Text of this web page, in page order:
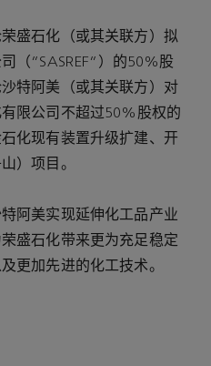
盛石化（或其关联方）拟
（“SASREF”）的50%股
特阿美（或其关联方）对
限公司不超过50%股权的
化现有装置升级扩建、开
）项目。
阿美实现延伸化工品产业
盛石化带来更为充足稳定
更加先进的化工技术。